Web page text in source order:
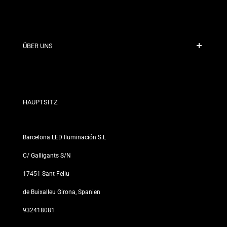
Kontakt
ÜBER UNS
Unsere Geschäfte
HAUPTSITZ
Barcelona LED Iluminación S.L
C/ Galligants S/N
17451 Sant Feliu
de Buixalleu Girona, Spanien
932418081